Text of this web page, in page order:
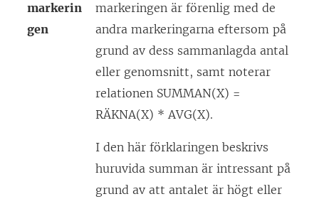
markerin
gen
markeringen är förenlig med de
andra markeringarna eftersom på
grund av dess sammanlagda antal
eller genomsnitt, samt noterar
relationen SUMMAN(X) =
RÄKNA(X) * AVG(X).
I den här förklaringen beskrivs
huruvida summan är intressant på
grund av att antalet är högt eller